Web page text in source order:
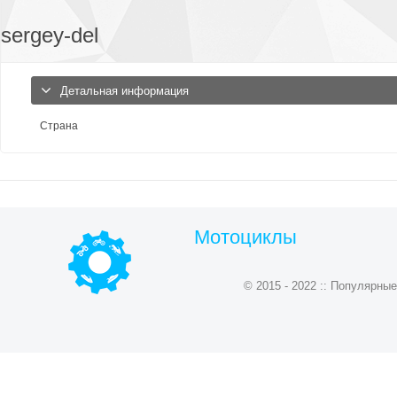
sergey-del
Детальная информация
Страна
Мотоциклы
© 2015 - 2022 ::